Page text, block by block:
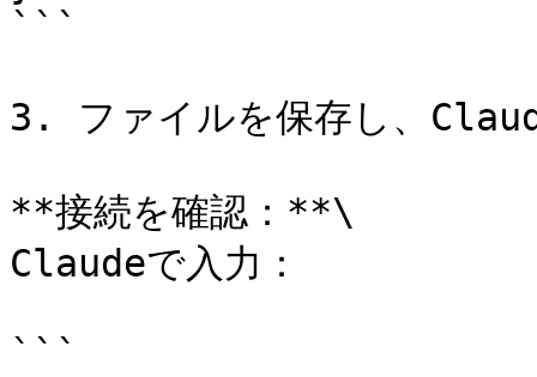
```
3. ファイルを保存し、
**接続を確認：**\
Claudeで入力：
```